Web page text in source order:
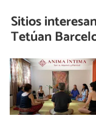
Sitios
Tetúan